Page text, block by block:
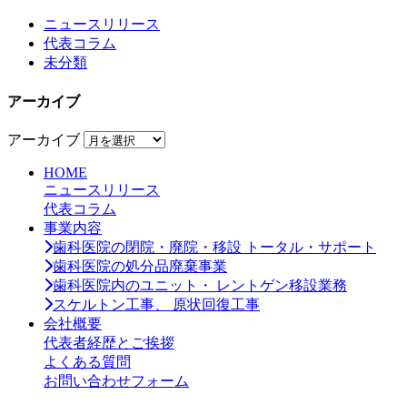
ニュースリリース
代表コラム
未分類
アーカイブ
アーカイブ
HOME
ニュースリリース
代表コラム
事業内容
歯科医院の閉院・廃院・移設 トータル・サポート
歯科医院の処分品廃棄事業
歯科医院内のユニット・ レントゲン移設業務
スケルトン工事、 原状回復工事
会社概要
代表者経歴とご挨拶
よくある質問
お問い合わせフォーム